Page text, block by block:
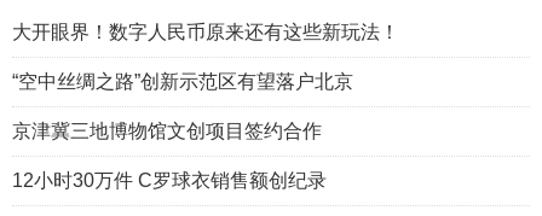
大开眼界！数字人民币原来还有这些新玩法！
“空中丝绸之路”创新示范区有望落户北京
京津冀三地博物馆文创项目签约合作
12小时30万件 C罗球衣销售额创纪录